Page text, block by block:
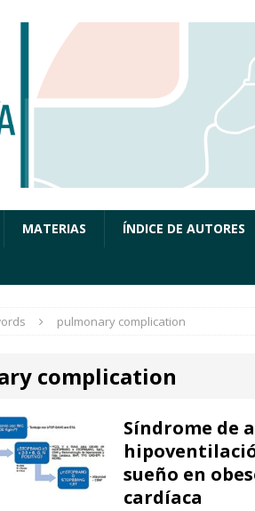
MATERIAS ÍNDICE DE AUTORES
pulmonary complication
complication
Síndrome de
sueño en
cardíaca